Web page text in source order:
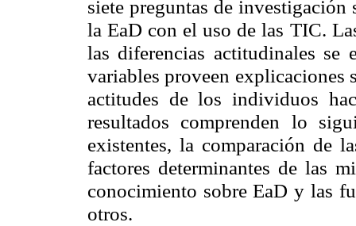
siete preguntas de investigación
la EaD con el uso de las TIC.
las diferencias actitudinales se
variables proveen explicaciones
actitudes de los individuos
resultados comprenden lo
existentes, la comparación de
factores determinantes de las
conocimiento sobre EaD y las
otros.